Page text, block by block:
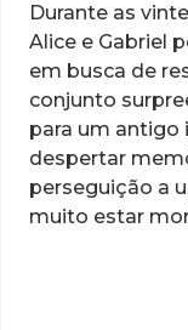
Durante as
Alice e Gabriel
em busca de
conjunto
para um antigo
despertar
perseguição a
muito estar